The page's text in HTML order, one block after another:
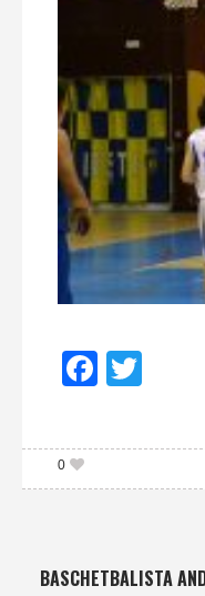
Facebook
0
BASCHETBALISTA